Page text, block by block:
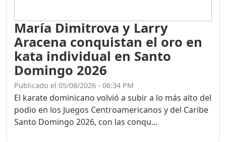
María Dimitrova y Larry
Aracena conquistan el oro en
kata individual en Santo
Domingo 2026
Publicado el 05/08/2026 - 06:34 PM
El karate dominicano volvió a subir a lo más alto del
podio en los Juegos Centroamericanos y del Caribe
Santo Domingo 2026, con las conqu...